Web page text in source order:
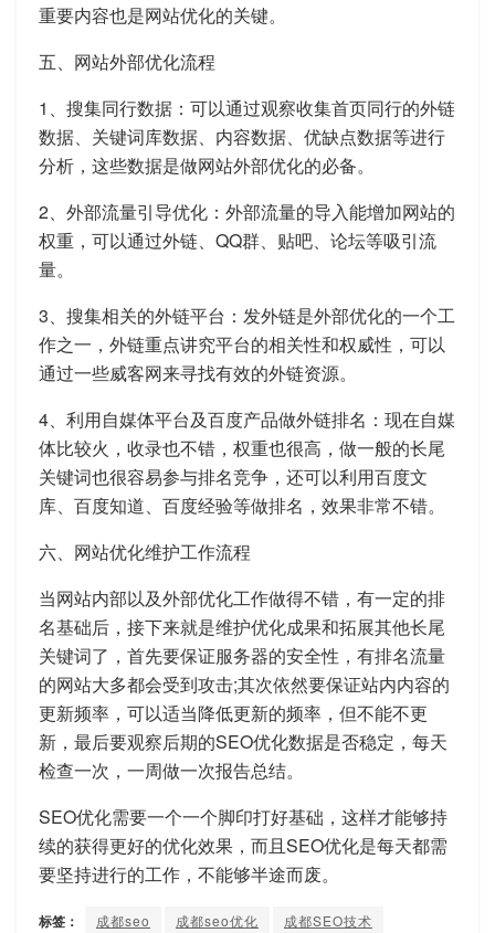
重要内容也是网站优化的关键。
五、网站外部优化流程
1、搜集同行数据：可以通过观察收集首页同行的外链
数据、关键词库数据、内容数据、优缺点数据等进行
分析，这些数据是做网站外部优化的必备。
2、外部流量引导优化：外部流量的导入能增加网站的
权重，可以通过外链、QQ群、贴吧、论坛等吸引流
量。
3、搜集相关的外链平台：发外链是外部优化的一个工
作之一，外链重点讲究平台的相关性和权威性，可以
通过一些威客网来寻找有效的外链资源。
4、利用自媒体平台及百度产品做外链排名：现在自媒
体比较火，收录也不错，权重也很高，做一般的长尾
关键词也很容易参与排名竞争，还可以利用百度文
库、百度知道、百度经验等做排名，效果非常不错。
六、网站优化维护工作流程
当网站内部以及外部优化工作做得不错，有一定的排
名基础后，接下来就是维护优化成果和拓展其他长尾
关键词了，首先要保证服务器的安全性，有排名流量
的网站大多都会受到攻击;其次依然要保证站内内容的
更新频率，可以适当降低更新的频率，但不能不更
新，最后要观察后期的SEO优化数据是否稳定，每天
检查一次，一周做一次报告总结。
SEO优化需要一个一个脚印打好基础，这样才能够持
续的获得更好的优化效果，而且SEO优化是每天都需
要坚持进行的工作，不能够半途而废。
标签： 成都seo 成都seo优化 成都SEO技术